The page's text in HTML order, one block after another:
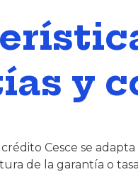
y
Cesce se
de la garantía o